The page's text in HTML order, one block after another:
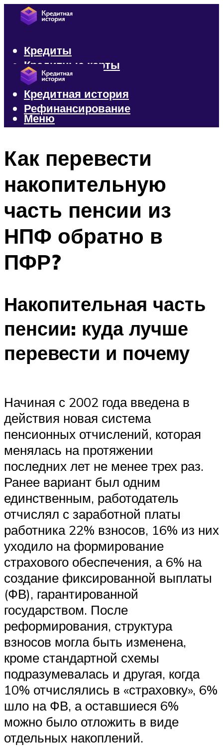
Кредиты
Кредитные карты
Микрозаймы
Кредитная история
Рефинансирование
Меню
Как перевести
накопительную
часть пенсии из
НПФ обратно в
ПФР?
Накопительная часть
пенсии: куда лучше
перевести и почему
Начиная с 2002 года введена в
действия новая система
пенсионных отчислений, которая
менялась на протяжении
последних лет не менее трех раз.
Ранее вариант был одним
единственным, работодатель
отчислял с заработной платы
работника 22% взносов, 16% из них
уходило на формирование
страхового обеспечения, а 6% на
создание фиксированной выплаты
(ФВ), гарантированной
государством. После
реформирования, структура
взносов могла быть изменена,
кроме стандартной схемы
подразумевалась и другая, когда
10% отчислялись в «страховку», 6%
шло на ФВ, а оставшиеся 6%
можно было отложить в виде
отдельных накоплений.